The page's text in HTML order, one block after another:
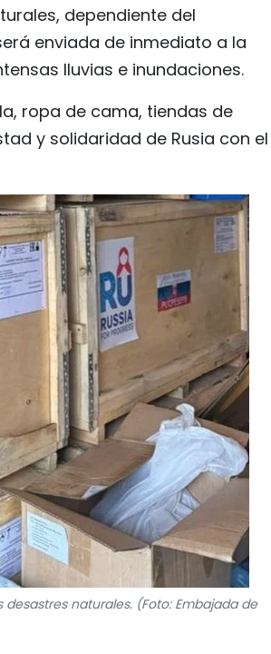
dependiente del
enviada de inmediato a la
lluvias e inundaciones.
ropa de cama, tiendas de
y solidaridad de Rusia con el
naturales. (Foto: Embajada de